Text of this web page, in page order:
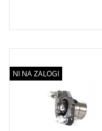
NI NA ZALOGI